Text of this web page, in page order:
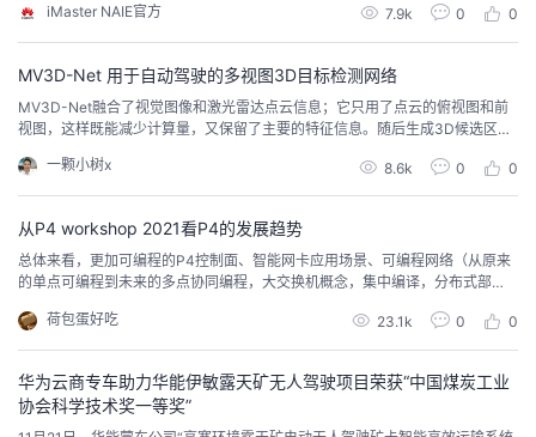
人
主
页
我
的
开
发
者
我
据中心的结合将给数据中心带来什么变化？数据中心数字孪生关键技术有哪
些？01数字孪生是什么？数字孪生最初的定义是虚拟世界(Virtual)与现实世界(R
iMaster NAIE官方 7.9k 0 0
MV3D-Net 用于自动驾驶的多视图3D目标检测网络
MV3D-Net融合了视觉图像和激光雷达点云信息；它只用了点云的俯视图和前
视图，这样既能减少计算量，又保留了主要的特征信息。随后生成3D候选区
一颗小树x
8.6k 0 0
从P4 workshop 2021看P4的发展趋势
总体来看，更加可编程的P4控制面、智能网卡应用场景、可编程网络（从原来
的单点可编程到未来的多点协同编程，大交换机概念，集中编译，分布式部
趋势。荷包蛋好吃 23.1k 0 0
华为云商专车助力华能伊敏露天矿无人驾驶项目荣获“中国煤炭工业
协会科学技术奖一等奖”